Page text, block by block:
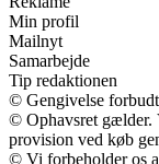
Min profil
Mailnyt
Samarbejde
Tip redaktionen
© Gengivelse
© Ophavsret gælder.
provision ved køb
© Vi forbeholder os